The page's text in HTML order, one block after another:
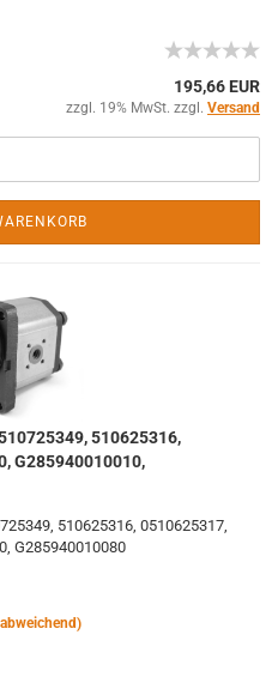
195,66 EUR
zzgl. 19% MwSt. zzgl. Versand
510625316,
G285940010010,
510625316, 0510625317,
G285940010080